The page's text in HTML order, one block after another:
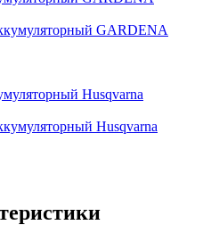
Husqvarna